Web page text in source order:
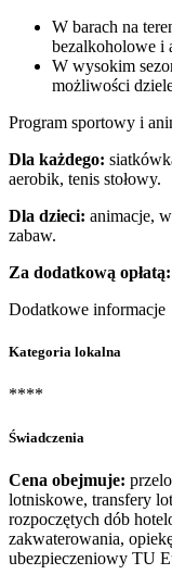
W barach na
bezalkoholowe i
W wysokim
możliwości
Program sportowy i
Dla każdego:
aerobik, tenis stołowy.
Dla dzieci: animacje,
zabaw.
Za dodatkową opłatą:
Dodatkowe informacje
Kategoria lokalna
****
Świadczenia
Cena obejmuje:
lotniskowe, transfery
rozpoczętych dób
zakwaterowania,
ubezpieczeniowy TU